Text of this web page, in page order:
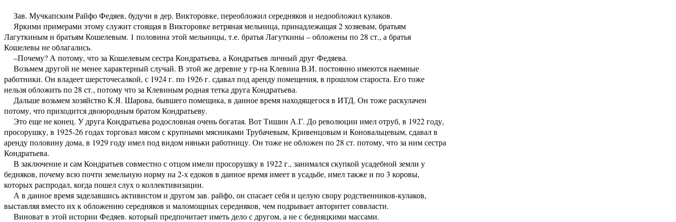
Зав. Мучкапским Райфо Федяев, будучи в дер. Викторовке, переобложил середняков и недообложил кулаков.
Яркими примерами этому служит стоящая в Викторовке ветряная мельница, принадлежащая 2 хозяевам, братьям
Лагуткиным и братьям Кошелевым. 1 половина этой мельницы, т.е. братья Лагуткины – обложены по 28 ст., а братья
Кошелевы не облагались.
–Почему? А потому, что за Кошелевым сестра Кондратьева, а Кондратьев личный друг Федяева.
Возьмем другой не менее характерный случай. В этой же деревне у гр-на Клевниа В.И. постоянно имеются наемные
работники. Он владеет шерсточесалкой, с 1924 г. по 1926 г. сдавал под аренду помещения, в прошлом староста. Его тоже
нельзя обложить по 28 ст., потому что за Клевиным родная тетка друга Кондратьева.
Дальше возьмем хозяйство К.Я. Шарова, бывшего помещика, в данное время находящегося в ИТД. Он тоже раскулачен
потому, что приходится двоюродным братом Кондратьеву.
Это еще не конец. У друга Кондратьева родословная очень богатая. Вот Тишин А.Г. До революции имел отруб, в 1922 году,
просорушку, в 1925-26 годах торговал мясом с крупными мясниками Трубачевым, Кривенцовым и Коновальцевым, сдавал в
аренду половину дома, в 1929 году имел под видом няньки работницу. Он тоже не обложен по 28 ст. потому, что за ним сестра
Кондратьева.
В заключение и сам Кондратьев совместно с отцом имели просорушку в 1922 г., занимался скупкой усадебной земли у
бедняков, почему всю почти земельную норму на 2-х едоков в данное время имеет в усадьбе, имел также и по 3 коровы,
которых распродал, когда пошел слух о коллективизации.
А в данное время заделавшись активистом и другом зав. райфо, он спасает себя и целую свору родственников-кулаков,
выставляя вместо их к обложению середняков и маломощных середняков, чем подрывает авторитет соввласти.
Виноват в этой истории Федяев. который предпочитает иметь дело с другом, а не с бедняцкими массами.